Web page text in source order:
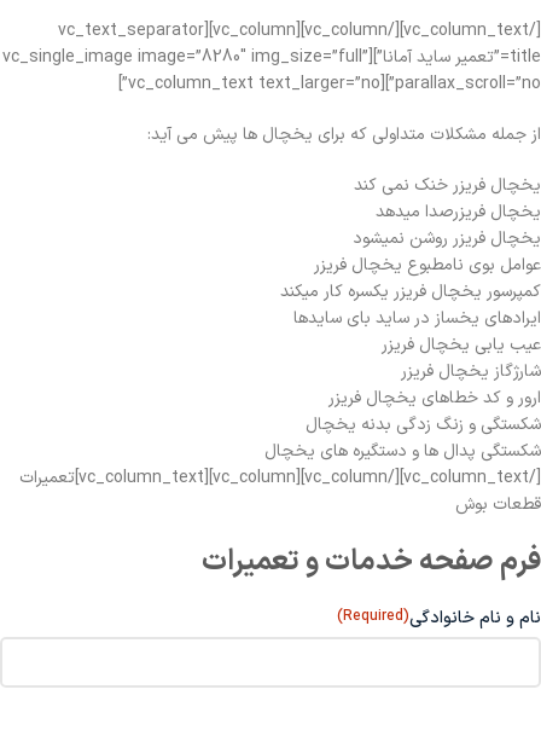
[/vc_column_text][/vc_column][vc_column][vc_text_separator
title=”تعمیر ساید آمانا”][vc_single_image image=”8280″ img_size=”full”
parallax_scroll=”no”][vc_column_text text_larger=”no”]
از جمله مشکلات متداولی که برای یخچال ها پیش می آید:
یخچال فریزر خنک نمی کند
یخچال فریزرصدا میدهد
یخچال فریزر روشن نمیشود
عوامل بوی نامطبوع یخچال فریزر
کمپرسور یخچال فریزر یکسره کار میکند
ایرادهای یخساز در ساید بای سایدها
عیب یابی یخچال فریزر
شارژگاز یخچال فریزر
ارور و کد خطاهای یخچال فریزر
شکستگی و زنگ زدگی بدنه یخچال
شکستگی پدال ها و دستگیره های یخچال
[/vc_column_text][/vc_column][vc_column][vc_column_text]تعمیرات
قطعات بوش
فرم صفحه خدمات و تعمیرات
نام و نام خانوادگی(Required)